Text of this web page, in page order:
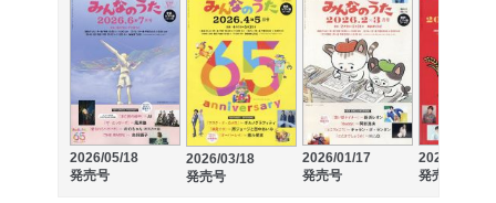
2026/05/18
発売号
2026/03/18
発売号
2026/01/17
発売号
2025/11/18
発売号